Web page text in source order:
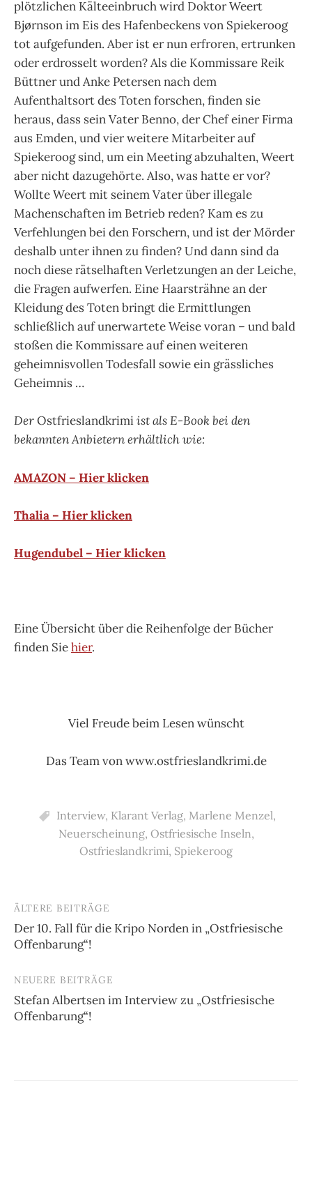
plötzlichen Kälteeinbruch wird Doktor Weert
Bjørnson im Eis des Hafenbeckens von Spiekeroog
tot aufgefunden. Aber ist er nun erfroren, ertrunken
oder erdrosselt worden? Als die Kommissare Reik
Büttner und Anke Petersen nach dem
Aufenthaltsort des Toten forschen, finden sie
heraus, dass sein Vater Benno, der Chef einer Firma
aus Emden, und vier weitere Mitarbeiter auf
Spiekeroog sind, um ein Meeting abzuhalten, Weert
aber nicht dazugehörte. Also, was hatte er vor?
Wollte Weert mit seinem Vater über illegale
Machenschaften im Betrieb reden? Kam es zu
Verfehlungen bei den Forschern, und ist der Mörder
deshalb unter ihnen zu finden? Und dann sind da
noch diese rätselhaften Verletzungen an der Leiche,
die Fragen aufwerfen. Eine Haarsträhne an der
Kleidung des Toten bringt die Ermittlungen
schließlich auf unerwartete Weise voran – und bald
stoßen die Kommissare auf einen weiteren
geheimnisvollen Todesfall sowie ein grässliches
Geheimnis …
DerOstfrieslandkrimiist als E-Book bei den
bekannten Anbietern erhältlich wie:
AMAZON – Hier klicken
Thalia – Hier klicken
Hugendubel – Hier klicken
Eine Übersicht über die Reihenfolge der Bücher
finden Siehier.
Viel Freude beim Lesen wünscht
Das Team von www.ostfrieslandkrimi.de
Interview, Klarant Verlag, Marlene Menzel,
Neuerscheinung, Ostfriesische Inseln,
Ostfrieslandkrimi, Spiekeroog
Beitragsnavigation
ÄLTERE BEITRÄGE
Der 10. Fall für die Kripo Norden in „Ostfriesische
Offenbarung“!
NEUERE BEITRÄGE
Stefan Albertsen im Interview zu „Ostfriesische
Offenbarung“!